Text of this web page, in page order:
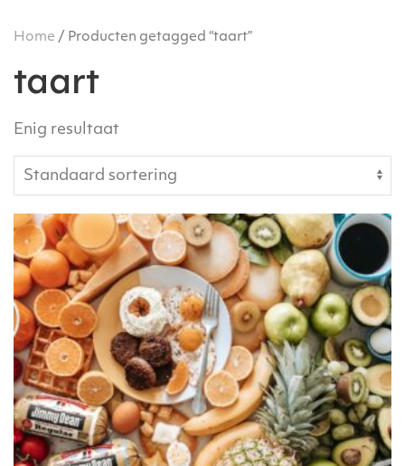
Home / Producten getagged “taart”
taart
Enig resultaat